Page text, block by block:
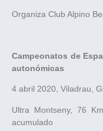
Organiza Club Alpino
Campeonatos de
autonómicas
4 abril 2020, Viladrau,
Ultra Montseny, 76
acumulado